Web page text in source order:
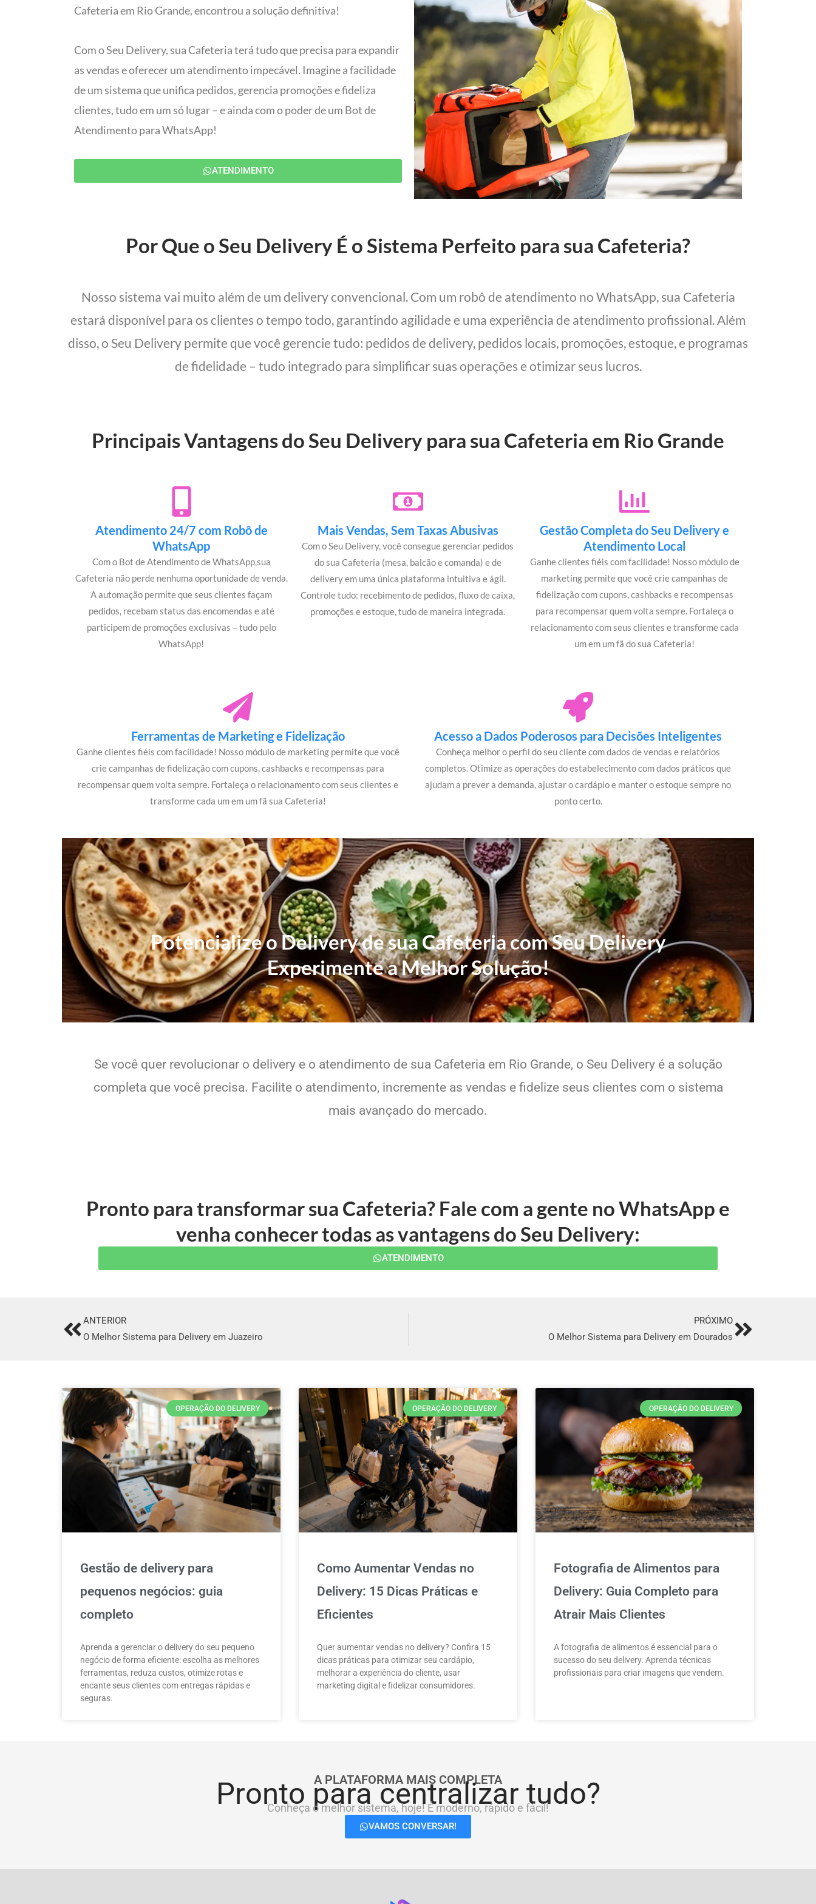
Cafeteria em Rio Grande, encontrou a solução definitiva!
Com o Seu Delivery, sua Cafeteria terá tudo que precisa para expandir
as vendas e oferecer um atendimento impecável. Imagine a facilidade
de um sistema que unifica pedidos, gerencia promoções e fideliza
clientes, tudo em um só lugar – e ainda com o poder de um Bot de
Atendimento para WhatsApp!
ATENDIMENTO
Por Que o Seu Delivery É o Sistema Perfeito para sua Cafeteria?
Nosso sistema vai muito além de um delivery convencional. Com um robô de atendimento no WhatsApp, sua Cafeteria
estará disponível para os clientes o tempo todo, garantindo agilidade e uma experiência de atendimento profissional. Além
disso, o Seu Delivery permite que você gerencie tudo: pedidos de delivery, pedidos locais, promoções, estoque, e programas
de fidelidade – tudo integrado para simplificar suas operações e otimizar seus lucros.
Principais Vantagens do Seu Delivery para sua Cafeteria em Rio Grande
Atendimento 24/7 com Robô de
WhatsApp
Com o Bot de Atendimento de WhatsApp,sua
Cafeteria não perde nenhuma oportunidade de venda.
A automação permite que seus clientes façam
pedidos, recebam status das encomendas e até
participem de promoções exclusivas – tudo pelo
WhatsApp!
Mais Vendas, Sem Taxas Abusivas
Com o Seu Delivery, você consegue gerenciar pedidos
do sua Cafeteria (mesa, balcão e comanda) e de
delivery em uma única plataforma intuitiva e ágil.
Controle tudo: recebimento de pedidos, fluxo de caixa,
promoções e estoque, tudo de maneira integrada.
Gestão Completa do Seu Delivery e
Atendimento Local
Ganhe clientes fiéis com facilidade! Nosso módulo de
marketing permite que você crie campanhas de
fidelização com cupons, cashbacks e recompensas
para recompensar quem volta sempre. Fortaleça o
relacionamento com seus clientes e transforme cada
um em um fã do sua Cafeteria!
Ferramentas de Marketing e Fidelização
Ganhe clientes fiéis com facilidade! Nosso módulo de marketing permite que você
crie campanhas de fidelização com cupons, cashbacks e recompensas para
recompensar quem volta sempre. Fortaleça o relacionamento com seus clientes e
transforme cada um em um fã sua Cafeteria!
Acesso a Dados Poderosos para Decisões Inteligentes
Conheça melhor o perfil do seu cliente com dados de vendas e relatórios
completos. Otimize as operações do estabelecimento com dados práticos que
ajudam a prever a demanda, ajustar o cardápio e manter o estoque sempre no
ponto certo.
Potencialize o Delivery de sua Cafeteria com Seu Delivery
Experimente a Melhor Solução!
Se você quer revolucionar o delivery e o atendimento de sua Cafeteria em Rio Grande, o Seu Delivery é a solução
completa que você precisa. Facilite o atendimento, incremente as vendas e fidelize seus clientes com o sistema
mais avançado do mercado.
Pronto para transformar sua Cafeteria? Fale com a gente no WhatsApp e
venha conhecer todas as vantagens do Seu Delivery:
ATENDIMENTO
PrevANTERIOR
O Melhor Sistema para Delivery em Juazeiro
PRÓXIMO
O Melhor Sistema para Delivery em Dourados Next
OPERAÇÃO DO DELIVERY
Gestão de delivery para
pequenos negócios: guia
completo
Aprenda a gerenciar o delivery do seu pequeno
negócio de forma eficiente: escolha as melhores
ferramentas, reduza custos, otimize rotas e
encante seus clientes com entregas rápidas e
seguras.
OPERAÇÃO DO DELIVERY
Como Aumentar Vendas no
Delivery: 15 Dicas Práticas e
Eficientes
Quer aumentar vendas no delivery? Confira 15
dicas práticas para otimizar seu cardápio,
melhorar a experiência do cliente, usar
marketing digital e fidelizar consumidores.
OPERAÇÃO DO DELIVERY
Fotografia de Alimentos para
Delivery: Guia Completo para
Atrair Mais Clientes
A fotografia de alimentos é essencial para o
sucesso do seu delivery. Aprenda técnicas
profissionais para criar imagens que vendem.
A PLATAFORMA MAIS COMPLETA
Pronto para centralizar tudo?
Conheça o melhor sistema, hoje! É moderno, rápido e fácil!
VAMOS CONVERSAR!